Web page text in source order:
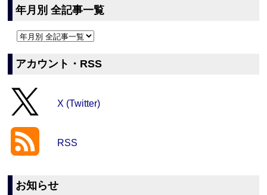
年月別 全記事一覧
アカウント・RSS
X (Twitter)
RSS
お知らせ